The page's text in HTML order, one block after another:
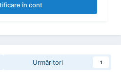
în cont
Urmăritori 1